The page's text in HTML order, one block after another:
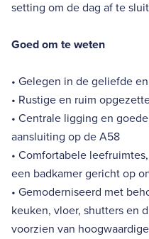
setting om de dag af te
Goed om te weten
• Gelegen in de geliefde
• Rustige en ruim
• Centrale ligging en
aansluiting op de A58
• Comfortabele
een badkamer gericht op
• Gemoderniseerd met
keuken, vloer, shutters en
voorzien van